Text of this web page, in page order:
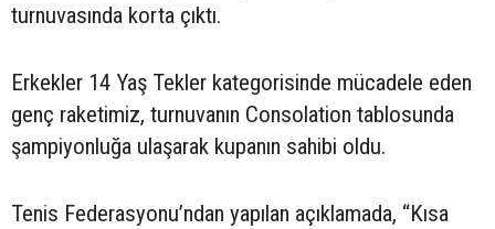
turnuvasında korta çıktı.
Erkekler 14 Yaş Tekler kategorisinde mücadele eden
genç raketimiz, turnuvanın Consolation tablosunda
şampiyonluğa ulaşarak kupanın sahibi oldu.
Tenis Federasyonu’ndan yapılan açıklamada, “Kısa